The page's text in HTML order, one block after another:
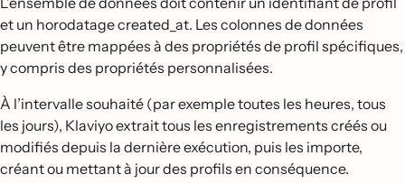
et un horodatage created_at. Les colonnes de données
peuvent être mappées à des propriétés de profil spécifiques,
y compris des propriétés personnalisées.
À l’intervalle souhaité (par exemple toutes les heures, tous
les jours), Klaviyo extrait tous les enregistrements créés ou
modifiés depuis la dernière exécution, puis les importe,
créant ou mettant à jour des profils en conséquence.